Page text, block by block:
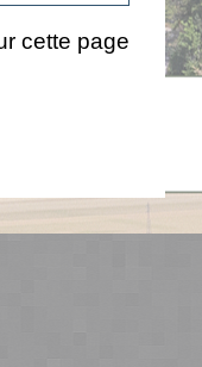
cette page